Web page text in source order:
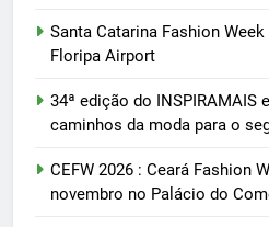
Santa Catarina Fashion
Floripa Airport
34ª edição do INSPIRAMAIS
caminhos da moda para o
CEFW 2026 : Ceará Fashion
novembro no Palácio do